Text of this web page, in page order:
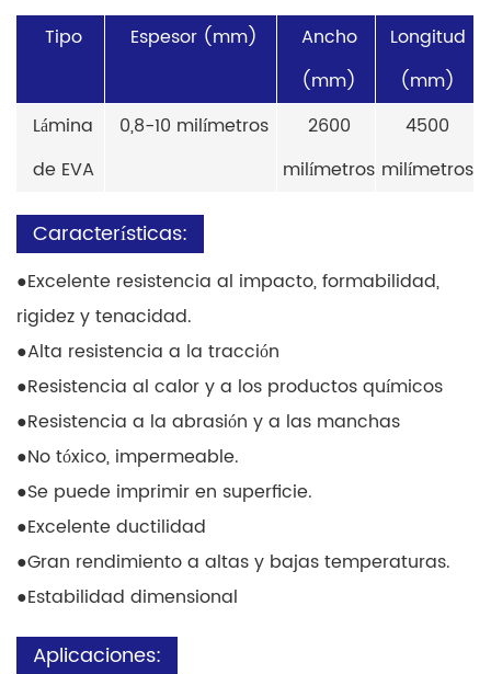
Tipo Espesor (mm)
Ancho
(mm)
Longitud
(mm)
Lámina
de EVA
0,8-10 milímetros
2600
milímetros
4500
milímetros
Características:
●Excelente resistencia al impacto, formabilidad,
rigidez y tenacidad.
●Alta resistencia a la tracción
●Resistencia al calor y a los productos químicos
●Resistencia a la abrasión y a las manchas
●No tóxico, impermeable.
●Se puede imprimir en superficie.
●Excelente ductilidad
●Gran rendimiento a altas y bajas temperaturas.
●Estabilidad dimensional
Aplicaciones: